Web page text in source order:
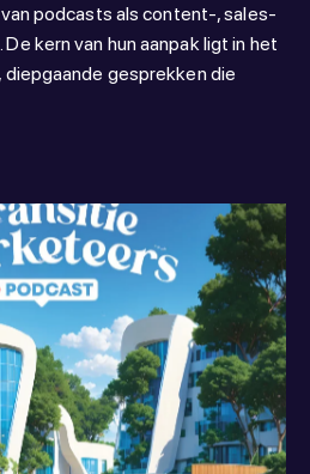
podcasts als content-, sales-
kern van hun aanpak ligt in het
gesprekken die